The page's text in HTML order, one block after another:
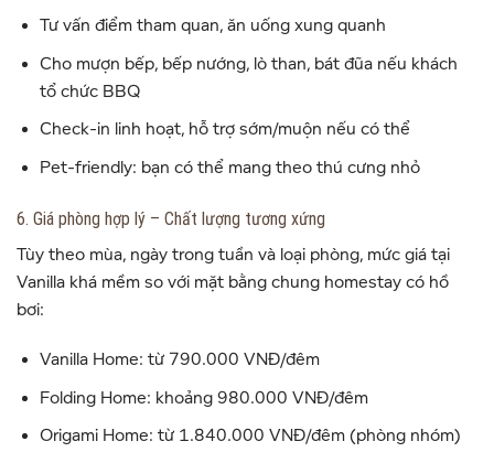
Tư vấn điểm tham quan, ăn uống xung quanh
Cho mượn bếp, bếp nướng, lò than, bát đũa nếu khách
tổ chức BBQ
Check-in linh hoạt, hỗ trợ sớm/muộn nếu có thể
Pet-friendly: bạn có thể mang theo thú cưng nhỏ
6. Giá phòng hợp lý – Chất lượng tương xứng
Tùy theo mùa, ngày trong tuần và loại phòng, mức giá tại
Vanilla khá mềm so với mặt bằng chung homestay có hồ
bơi:
Vanilla Home: từ 790.000 VNĐ/đêm
Folding Home: khoảng 980.000 VNĐ/đêm
Origami Home: từ 1.840.000 VNĐ/đêm (phòng nhóm)